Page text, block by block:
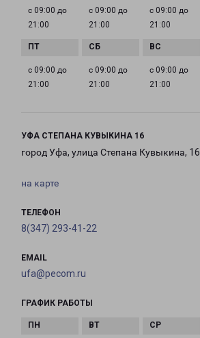
с 09:00 до
21:00
с 09:00 до
21:00
с 09:00 до
21:00
с 09:00 до
21:00
с 09:00 до
21:00
с 09:00 до
21:00
УФА СТЕПАНА КУВЫКИНА 16
город Уфа, улица Степана Кувыкина, 16
на карте
ТЕЛЕФОН
8(347) 293-41-22
EMAIL
ufa@pecom.ru
ГРАФИК РАБОТЫ